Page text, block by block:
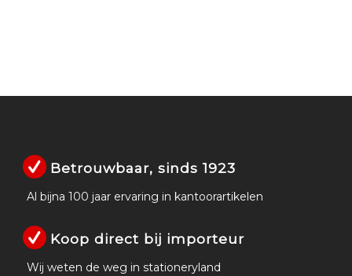
Betrouwbaar, sinds 1923
Al bijna 100 jaar ervaring in kantoorartikelen
Koop direct bij importeur
Wij weten de weg in stationeryland